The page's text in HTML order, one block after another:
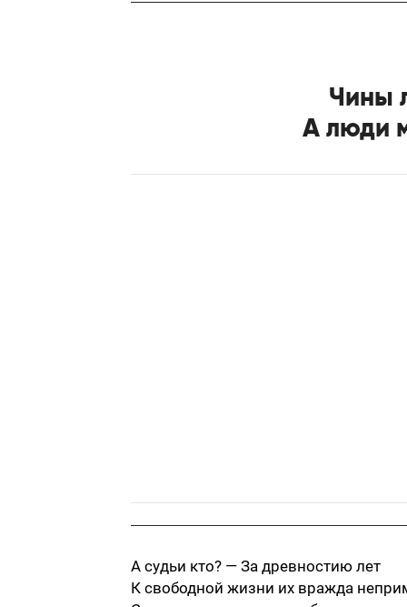
Чины
А люди
А судьи кто? — За древностию лет
К свободной жизни их вражда